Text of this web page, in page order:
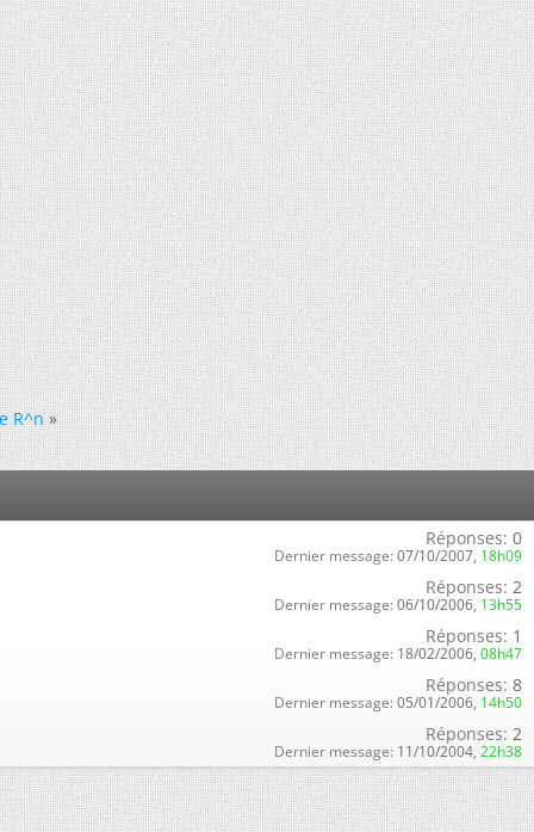
R^n »
Réponses: 0
Dernier message: 07/10/2007, 18h09
Réponses: 2
Dernier message: 06/10/2006, 13h55
Réponses: 1
Dernier message: 18/02/2006, 08h47
Réponses: 8
Dernier message: 05/01/2006, 14h50
Réponses: 2
Dernier message: 11/10/2004, 22h38